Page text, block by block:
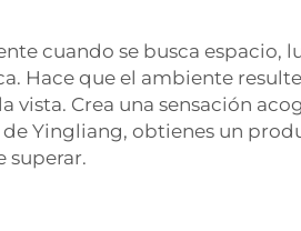
cuando se busca
Hace que el ambiente
vista. Crea una sensación
Yingliang, obtienes un
superar.